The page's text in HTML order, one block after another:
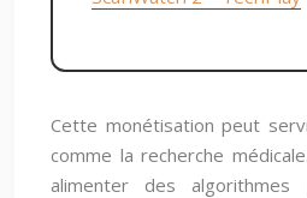
Cette monétisation peut
comme la recherche
alimenter des algorithmes